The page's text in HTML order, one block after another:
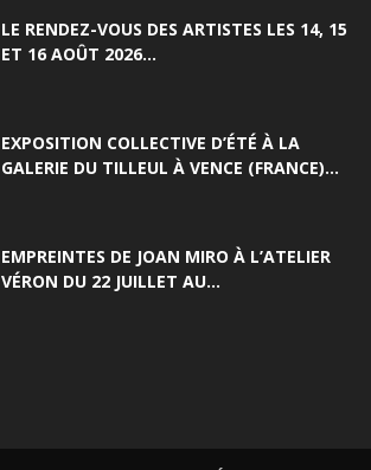
LE RENDEZ-VOUS DES ARTISTES LES 14, 15
ET 16 AOÛT 2026...
EXPOSITION COLLECTIVE D’ÉTÉ À LA
GALERIE DU TILLEUL À VENCE (FRANCE)...
EMPREINTES DE JOAN MIRO À L’ATELIER
VÉRON DU 22 JUILLET AU...